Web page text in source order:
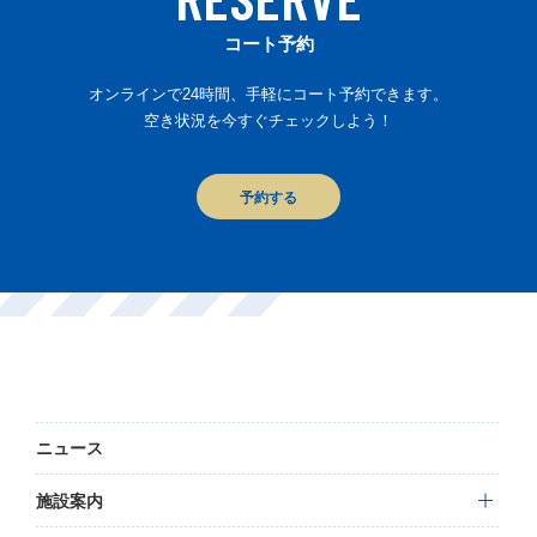
コート予約
オンラインで24時間、手軽にコート予約できます。
空き状況を今すぐチェックしよう！
予約する
ニュース
施設案内